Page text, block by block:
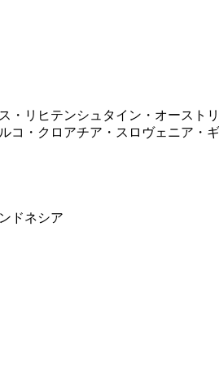
・リヒテンシュタイン・オースト
コ・クロアチア・スロヴェニア・
ドネシア